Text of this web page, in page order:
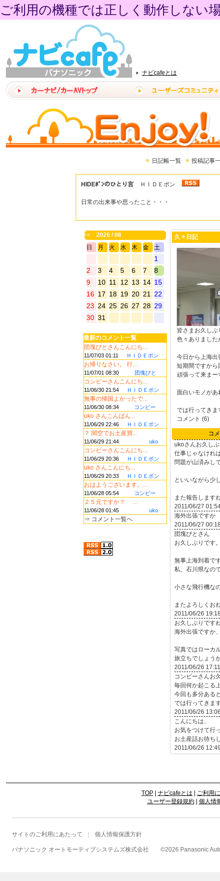
ご利用の機種では正しく動作しない
ナビcafeとは
日記帳一覧 投稿記事
HIDEﾎﾟﾝのひとり言 ＨＩＤＥポン
日常の出来事や思ったこと・・・
<<
2026 / 08
日
月 火 水 木 金 土
1
2
3 4 5 6 7
8
9
10 11 12 13 14 15
16 17 18 19 20 21
22
23 24 25 26 27 28 29
30 31
最新のコメント一覧
団塊びとさんこんにち...
11/07/03 01:11 ＨＩＤＥポン
お帰りなさい。 行...
11/07/01 08:30 団塊びと
コンビーさんこんにち...
11/06/30 21:54 ＨＩＤＥポン
無事の帰国よかったで...
11/06/30 08:34 コンビー
uko さんこんばん...
11/06/29 22:46 ＨＩＤＥポン
？ 関空でお土産買...
11/06/29 21:44 uko
コンビーさんこんにち...
11/06/29 20:36 ＨＩＤＥポン
uko さんこんにち...
11/06/29 20:33 ＨＩＤＥポン
おはようございます。...
11/06/28 05:54 コンビー
２５元ですか？ ...
11/06/28 01:45 uko
⇒ コメント一覧へ
久々日記
皆さまお久しぶ
色々ありました
今日から上海出
短期間ですから
頑張って来まー
面白いモノがあ
では行ってきま
コメント (6)
コ
ukoさんお久し
仕事じゃなけれ
問題が山済みし
といいながら少
また報告します
2011/06/27
海外出張です
2011/06/27
団塊びとさん
お久しぶりです
無事上海到着で
私、石川県なの
小さな飛行機な
またよろしくお
2011/06/26
お久しぶりです
海外出張ですか
写真ではローカ
旅立ちでしょう
2011/06/26 17:11
コンビーさんお
毎回何か起こる
今回も多分ある
では行ってきま
2011/06/26
こんにちは、
お気をつけて行
お土産話お待ち
2011/06/26
TOP ナビcafeとは
ご利用
ユーザー登録規約| 個人情
サイトのご利用にあたって 個人情報保護方針
パナソニック オートモーティブシステムズ株式会社 ©2026 Panasonic